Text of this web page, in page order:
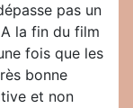
pas un
la fin du film
fois que les
bonne
et non